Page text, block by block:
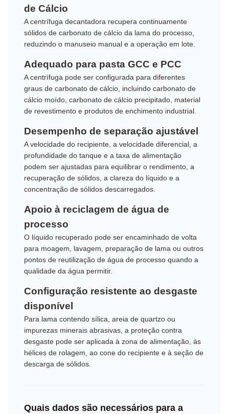
de Cálcio
A centrífuga decantadora recupera continuamente
sólidos de carbonato de cálcio da lama do processo,
reduzindo o manuseio manual e a operação em lote.
Adequado para pasta GCC e PCC
A centrífuga pode ser configurada para diferentes
graus de carbonato de cálcio, incluindo carbonato de
cálcio moído, carbonato de cálcio precipitado, material
de revestimento e produtos de enchimento industrial.
Desempenho de separação ajustável
A velocidade do recipiente, a velocidade diferencial, a
profundidade do tanque e a taxa de alimentação
podem ser ajustadas para equilibrar o rendimento, a
recuperação de sólidos, a clareza do líquido e a
concentração de sólidos descarregados.
Apoio à reciclagem de água de
processo
O líquido recuperado pode ser encaminhado de volta
para moagem, lavagem, preparação de lama ou outros
pontos de reutilização de água de processo quando a
qualidade da água permitir.
Configuração resistente ao desgaste
disponível
Para lama contendo sílica, areia de quartzo ou
impurezas minerais abrasivas, a proteção contra
desgaste pode ser aplicada à zona de alimentação, às
hélices de rolagem, ao cone do recipiente e à seção de
descarga de sólidos.
Quais dados são necessários para a